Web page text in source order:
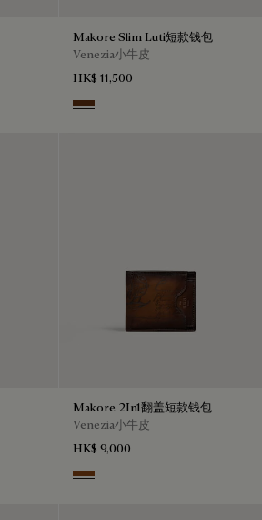
Makore Slim Luti短款钱包
Venezia小牛皮
HK$ 11,500
Marrone & Nero
Makore 2In1翻盖短款钱包
Venezia小牛皮
HK$ 9,000
Cacao Intenso